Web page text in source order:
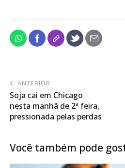
ANTERIOR
Soja cai em Chicago
nesta manhã de 2ª feira,
pressionada pelas perdas
Você também pode